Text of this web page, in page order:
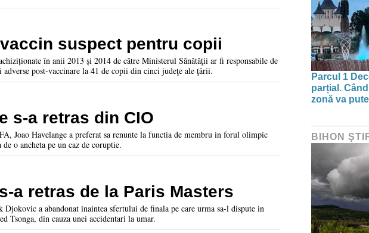
suspect pentru copii
în anii 2013 și 2014 de către Ministerul Sănătăţii ar fi responsabile de
adverse post-vaccinare la 41 de copii din cinci judeţe ale ţării.
s-a retras din CIO
Joao Havelange a preferat sa renunte la functia de membru in forul olimpic
o ancheta pe un caz de coruptie.
a retras de la Paris Masters
Djokovic a abandonat inaintea sfertului de finala pe care urma sa-l dispute in
Tsonga, din cauza unei accidentari la umar.
Parcul 1
parțial.
zonă va
BIHON